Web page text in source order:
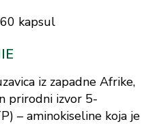
iz zapadne Afrike,
prirodni izvor 5-
– aminokiseline koja je